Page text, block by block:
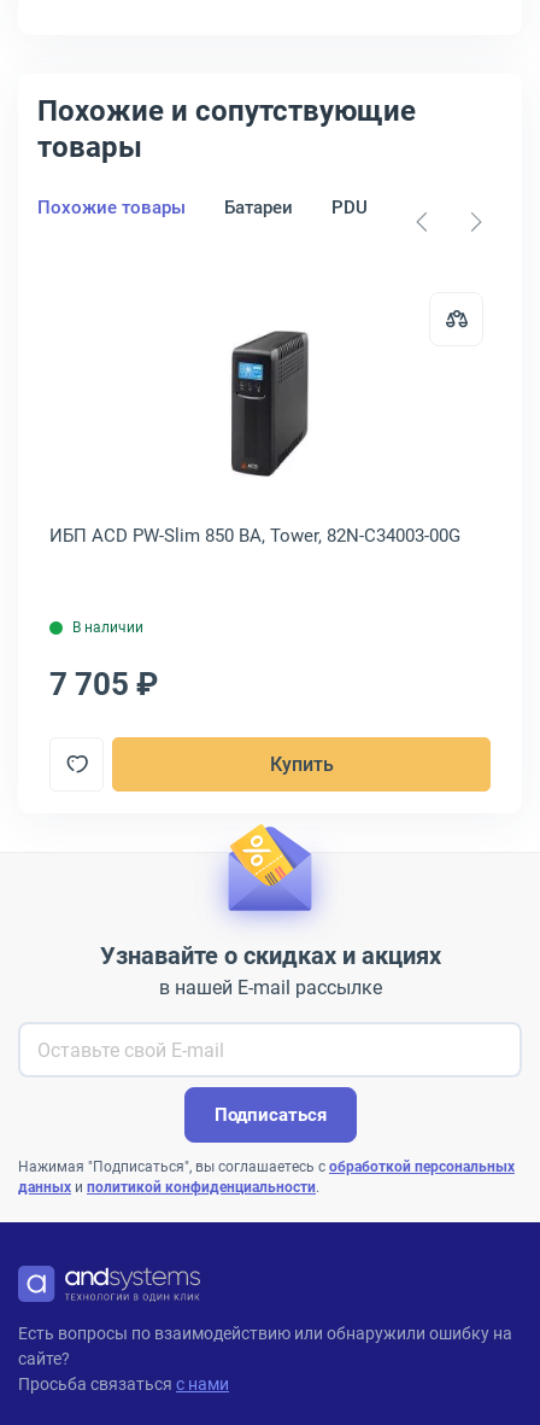
Похожие и сопутствующие
товары
Похожие товары Батареи PDU
ИБП ACD PW-Slim 850 ВА, Tower, 82N-C34003-00G
В наличии
7 705 ₽
Купить
Узнавайте о скидках и акциях
в нашей E-mail рассылке
Подписаться
Нажимая "Подписаться", вы соглашаетесь с обработкой персональных
данных и политикой конфиденциальности.
ANDPRO
Есть вопросы по взаимодействию или обнаружили ошибку на
сайте?
Просьба связаться с нами